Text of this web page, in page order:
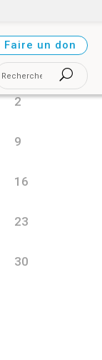
Faire un don
D
2
9
16
23
30